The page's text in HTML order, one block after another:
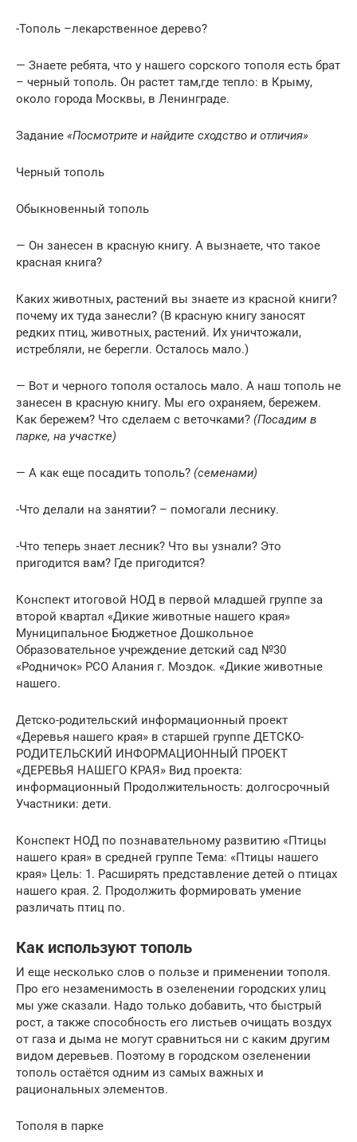
-Тополь –лекарственное дерево?
— Знаете ребята, что у нашего сорского тополя есть брат
– черный тополь. Он растет там,где тепло: в Крыму,
около города Москвы, в Ленинграде.
Задание «Посмотрите и найдите сходство и отличия»
Черный тополь
Обыкновенный тополь
— Он занесен в красную книгу. А вызнаете, что такое
красная книга?
Каких животных, растений вы знаете из красной книги?
почему их туда занесли? (В красную книгу заносят
редких птиц, животных, растений. Их уничтожали,
истребляли, не берегли. Осталось мало.)
— Вот и черного тополя осталось мало. А наш тополь не
занесен в красную книгу. Мы его охраняем, бережем.
Как бережем? Что сделаем с веточками? (Посадим в
парке, на участке)
— А как еще посадить тополь? (семенами)
-Что делали на занятии? – помогали леснику.
-Что теперь знает лесник? Что вы узнали? Это
пригодится вам? Где пригодится?
Конспект итоговой НОД в первой младшей группе за
второй квартал «Дикие животные нашего края»
Муниципальное Бюджетное Дошкольное
Образовательное учреждение детский сад №30
«Родничок» РСО Алания г. Моздок. «Дикие животные
нашего.
Детско-родительский информационный проект
«Деревья нашего края» в старшей группе ДЕТСКО-
РОДИТЕЛЬСКИЙ ИНФОРМАЦИОННЫЙ ПРОЕКТ
«ДЕРЕВЬЯ НАШЕГО КРАЯ» Вид проекта:
информационный Продолжительность: долгосрочный
Участники: дети.
Конспект НОД по познавательному развитию «Птицы
нашего края» в средней группе Тема: «Птицы нашего
края» Цель: 1. Расширять представление детей о птицах
нашего края. 2. Продолжить формировать умение
различать птиц по.
Как используют тополь
И еще несколько слов о пользе и применении тополя.
Про его незаменимость в озеленении городских улиц
мы уже сказали. Надо только добавить, что быстрый
рост, а также способность его листьев очищать воздух
от газа и дыма не могут сравниться ни с каким другим
видом деревьев. Поэтому в городском озеленении
тополь остаётся одним из самых важных и
рациональных элементов.
Тополя в парке